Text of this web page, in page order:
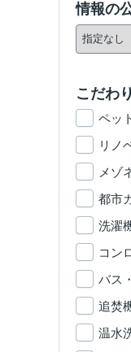
情報の
こだわ
ペッ
リノ
メゾ
都市
洗濯
コン
バス
追焚
温水